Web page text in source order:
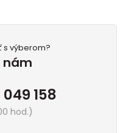
výberom?
nám
158
hod.)